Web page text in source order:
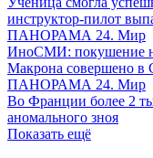
инструктор-пилот
ПАНОРАМА 24. Мир
ИноСМИ: покушение
Макрона совершено в
ПАНОРАМА 24. Мир
Во Франции более 2
аномального зноя
Показать ещё